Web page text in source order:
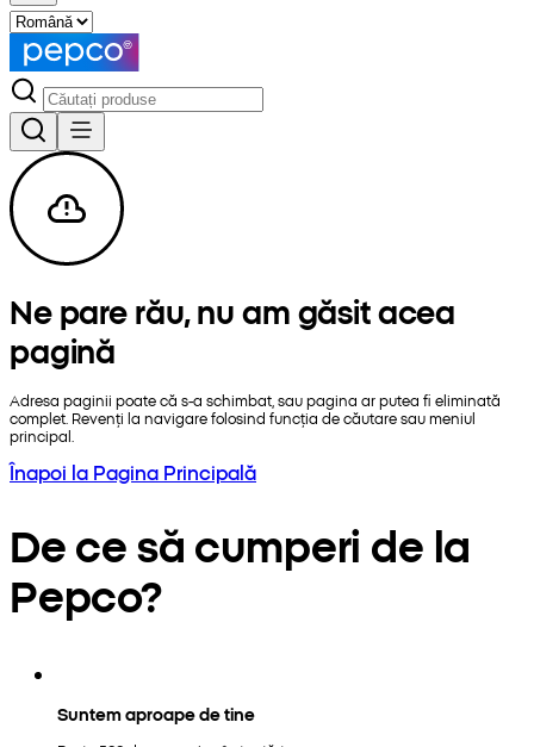
Ne pare rău, nu am găsit acea
pagină
Adresa paginii poate că s-a schimbat, sau pagina ar putea fi eliminată
complet. Revenți la navigare folosind funcția de căutare sau meniul
principal.
Înapoi la Pagina Principală
De ce să cumperi de la
Pepco?
Suntem aproape de tine